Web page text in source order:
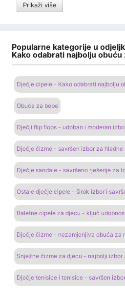
Prikaži više
Popularne kategorije u
Kako odabrati najbolju obuću
Dječje cipele - Kako odabrati najbolju
Obuća za bebe
Dječji flip flops - udoban i moderan
Dječje čizme - savršen izbor za hladne
Dječje sandale - savršeno rješenje za
Ostale dječje cipele - širok izbor i
Baletne cipele za djecu - ključ
Dječje čizme - nezamjenjiva obuća za
Snježne čizme za djecu - najbolji izbor
Dječje tenisice i tenisice - savršen